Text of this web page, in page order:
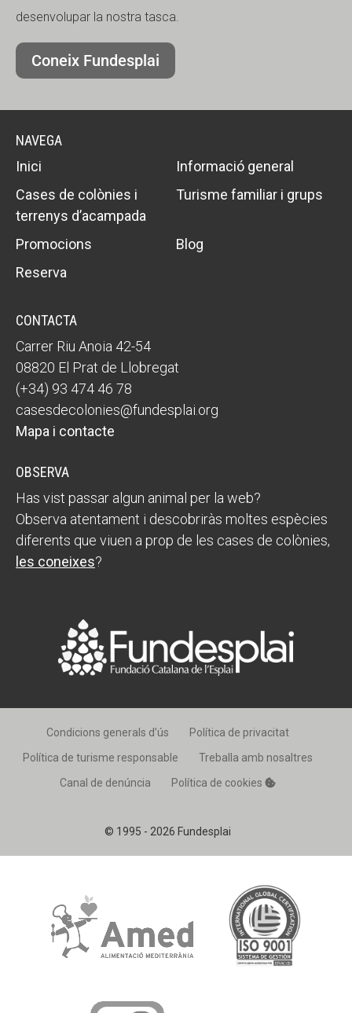
desenvolupar la nostra tasca.
Coneix Fundesplai
NAVEGA
Inici
Informació general
Cases de colònies i
terrenys d’acampada
Turisme familiar i grups
Promocions
Blog
Reserva
CONTACTA
Carrer Riu Anoia 42-54
08820 El Prat de Llobregat
(+34) 93 474 46 78
casesdecolonies@fundesplai.org
Mapa i contacte
OBSERVA
Has vist passar algun animal per la web?
Observa atentament i descobriràs moltes espècies
diferents que viuen a prop de les cases de colònies,
les coneixes?
© 1995 - 2026 Fundesplai
Condicions generals d’ús
Política de privacitat
Política de turisme responsable
Treballa amb nosaltres
Canal de denúncia
Política de cookies